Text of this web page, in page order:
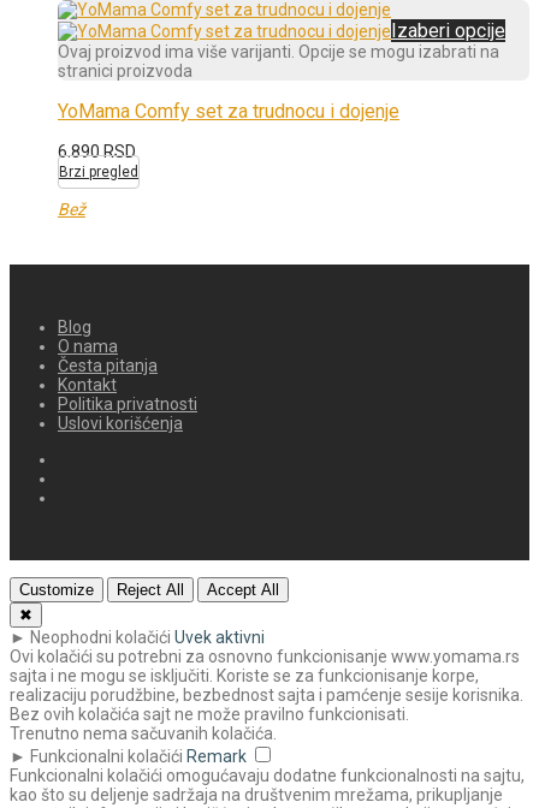
Izaberi opcije
Ovaj proizvod ima više varijanti. Opcije se mogu izabrati na
stranici proizvoda
YoMama Comfy set za trudnocu i dojenje
6.890RSD
Brzi pregled
Bež
Blog
O nama
Česta pitanja
Kontakt
Politika privatnosti
Uslovi korišćenja
Customize Reject All
Accept All
✖
► Neophodni kolačići Uvek aktivni
Ovi kolačići su potrebni za osnovno funkcionisanje www.yomama.rs
sajta i ne mogu se isključiti. Koriste se za funkcionisanje korpe,
realizaciju porudžbine, bezbednost sajta i pamćenje sesije korisnika.
Bez ovih kolačića sajt ne može pravilno funkcionisati.
Trenutno nema sačuvanih kolačića.
► Funkcionalni kolačići Remark
Funkcionalni kolačići omogućavaju dodatne funkcionalnosti na sajtu,
kao što su deljenje sadržaja na društvenim mrežama, prikupljanje